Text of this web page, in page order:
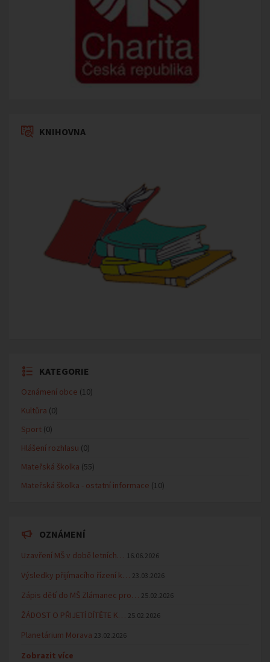
KNIHOVNA
KATEGORIE
Oznámení obce (10)
Kultůra (0)
Sport (0)
Hlášení rozhlasu (0)
Mateřská školka (55)
Mateřská školka - ostatní informace (10)
OZNÁMENÍ
Uzavření MŠ v době letních… 16.06.2026
Výsledky přijímacího řízení k… 23.03.2026
Zápis dětí do MŠ Zlámanec pro… 25.02.2026
ŽÁDOST O PŘIJETÍ DÍTĚTE K… 25.02.2026
Planetárium Morava 23.02.2026
Zobrazit více